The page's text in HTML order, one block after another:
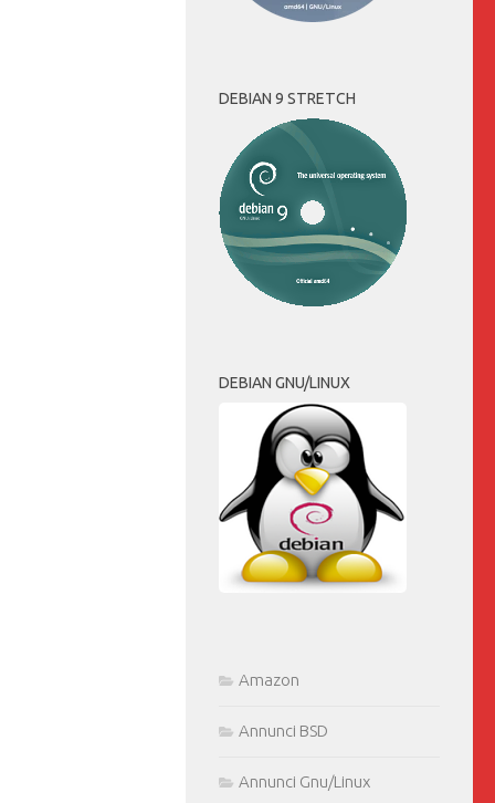
DEBIAN 9 STRETCH
DEBIAN GNU/LINUX
Amazon
Annunci BSD
Annunci Gnu/Linux